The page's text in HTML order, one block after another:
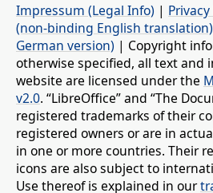
Impressum (Legal Info) |
(non-binding English translation)
German version) | Copyright
otherwise specified, all text and
website are licensed under the
v2.0. “LibreOffice” and “The
registered trademarks of their
registered owners or are in
in one or more countries. Their
icons are also subject to
Use thereof is explained in our